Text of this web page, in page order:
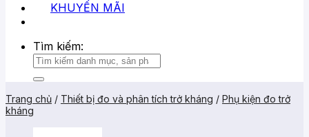
KHUYẾN MÃI
Tìm kiếm:
Trang chủ / Thiết bị đo và phân tích trở kháng / Phụ kiện đo trở
kháng